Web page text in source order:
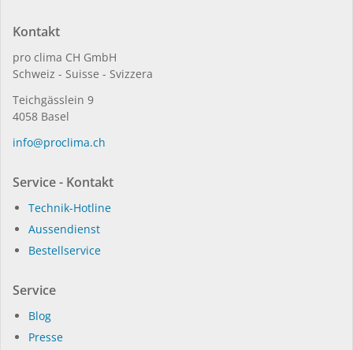
Kontakt
pro clima CH GmbH
Schweiz - Suisse - Svizzera
Teichgässlein 9
4058 Basel
in­fo@procli­ma.ch
Service - Kontakt
Technik-Hotline
Aussendienst
Bestellservice
Service
Blog
Presse